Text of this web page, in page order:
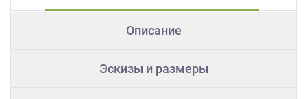
Описание
Эскизы и размеры